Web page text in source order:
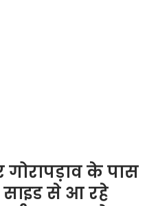
गोरापड़ाव के पास
साइड से आ रहे